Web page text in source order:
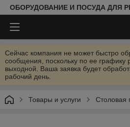
ОБОРУДОВАНИЕ И ПОСУДА ДЛЯ
Сейчас компания не может быстро
сообщения, поскольку по ее графику
выходной. Ваша заявка будет
рабочий день.
Товары и услуги Столовая